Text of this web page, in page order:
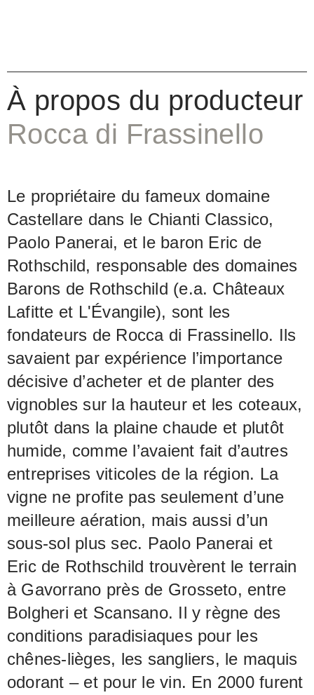
La teneur en alcool est de 43 pour
cent.
À propos du producteur
Rocca di Frassinello
Le propriétaire du fameux domaine
Castellare dans le Chianti Classico,
Paolo Panerai, et le baron Eric de
Rothschild, responsable des domaines
Barons de Rothschild (e.a. Châteaux
Lafitte et L'Évangile), sont les
fondateurs de Rocca di Frassinello. Ils
savaient par expérience l’importance
décisive d’acheter et de planter des
vignobles sur la hauteur et les coteaux,
plutôt dans la plaine chaude et plutôt
humide, comme l’avaient fait d’autres
entreprises viticoles de la région. La
vigne ne profite pas seulement d’une
meilleure aération, mais aussi d’un
sous-sol plus sec. Paolo Panerai et
Eric de Rothschild trouvèrent le terrain
à Gavorrano près de Grosseto, entre
Bolgheri et Scansano. Il y règne des
conditions paradisiaques pour les
chênes-lièges, les sangliers, le maquis
odorant – et pour le vin. En 2000 furent